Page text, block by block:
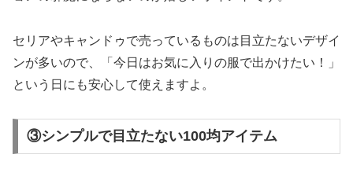
セリアやキャンドゥで売っているものは目立たないデザイ
ンが多いので、「今日はお気に入りの服で出かけたい！」
という日にも安心して使えますよ。
③シンプルで目立たない100均アイテム